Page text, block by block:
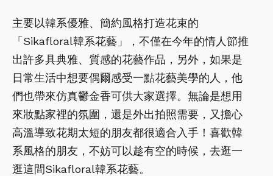
主要以韓系優雅、簡約風格打造花束的
「Sikafloral韓系花藝」，不僅在今年的情人節推
出許多具典雅、質感的花藝作品，另外，如果是
日常生活中想要偶爾感受一點花藝美學的人，他
們也帶來仿真鬱金香可供大家選擇。無論是想用
來妝點家裡的氛圍，還是外出拍照需要，又擔心
高溫導致花期太短的朋友都很適合入手！喜歡韓
系風格的朋友，不妨可以趁有空的時候，去逛一
逛這間Sikafloral韓系花藝。